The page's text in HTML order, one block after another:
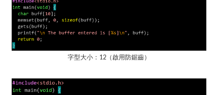
字型大小：12（啟用防鋸齒）